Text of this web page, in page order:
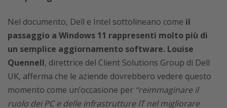
Nel documento, Dell e Intel sottolineano come il
passaggio a Windows 11 rappresenti molto più di
un semplice aggiornamento software. Louise
Quennell, direttrice del Client Solutions Group di Dell
UK, afferma che le aziende dovrebbero vedere questo
momento come un’occasione per “reimmaginare il
ruolo dei PC e delle infrastrutture IT nel migliorare